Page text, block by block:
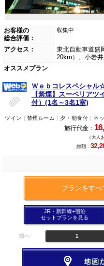
お客様の
総合評価：
収集中
アクセス：
東北自動車道盛
20km）、小岩
オススメプラン
Ｗｅｂコレスペシャ
【禁煙】スーペリア
付）(1名～3名1室)
ツイン 禁煙ルーム 夕・朝食付 ネ
旅行代金：
（大人
総額：
プランをすべ
JR・新幹線+宿泊
セットプランを見る
前へ 1